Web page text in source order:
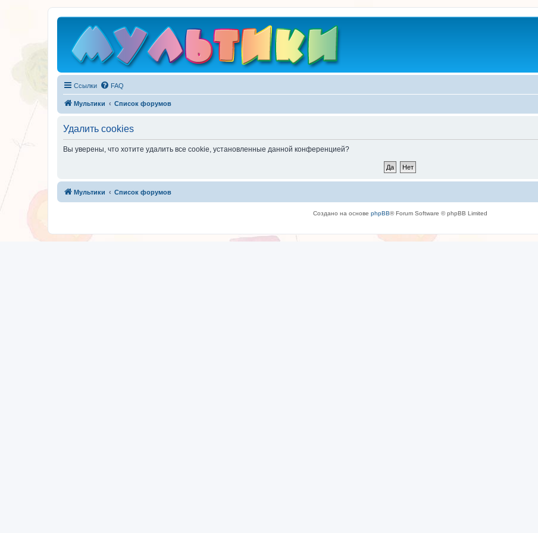
Ссылки FAQ
Мультики Список форумов
Удалить cookies
Вы уверены, что хотите удалить все cookie, установленные данной конференцией?
Мультики Список форумов
Создано на основе phpBB® Forum Software © phpBB Limited